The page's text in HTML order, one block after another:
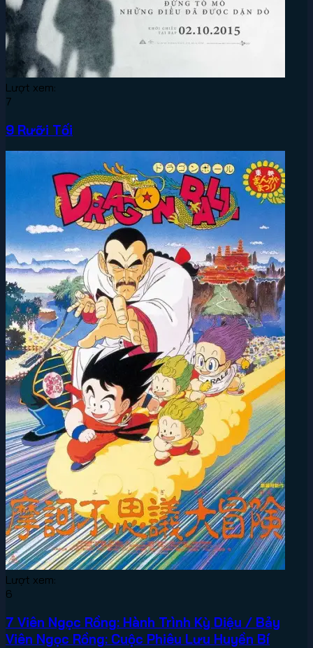
Lượt xem:
7
9 Rưỡi Tối
Lượt xem:
6
7 Viên Ngọc Rồng: Hành Trình Kỳ Diệu / Bảy
Viên Ngọc Rồng: Cuộc Phiêu Lưu Huyền Bí